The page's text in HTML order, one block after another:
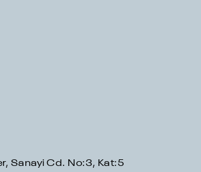
Sanayi Cd. No:3, Kat:5